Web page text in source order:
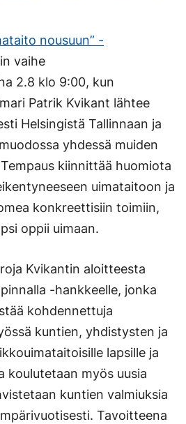
nousuun” -
vaihe
2.8 klo 9:00, kun
Patrik Kvikant lähtee
Helsingistä Tallinnaan ja
yhdessä muiden
kiinnittää huomiota
uimataitoon ja
konkreettisiin toimiin,
oppii uimaan.
Kvikantin aloitteesta
-hankkeelle, jonka
kohdennettuja
kuntien, yhdistysten ja
lapsille ja
koulutetaan myös uusia
kuntien valmiuksia
Tavoitteena